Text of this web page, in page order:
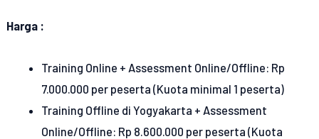
Harga :
Training Online + Assessment Online/Offline: Rp
7.000.000 per peserta (Kuota minimal 1 peserta)
Training Offline di Yogyakarta + Assessment
Online/Offline: Rp 8.600.000 per peserta (Kuota